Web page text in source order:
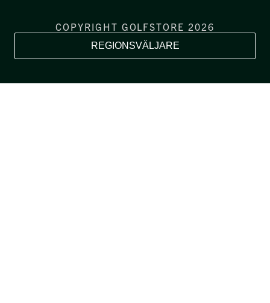
COPYRIGHT GOLFSTORE 2026
REGIONSVÄLJARE